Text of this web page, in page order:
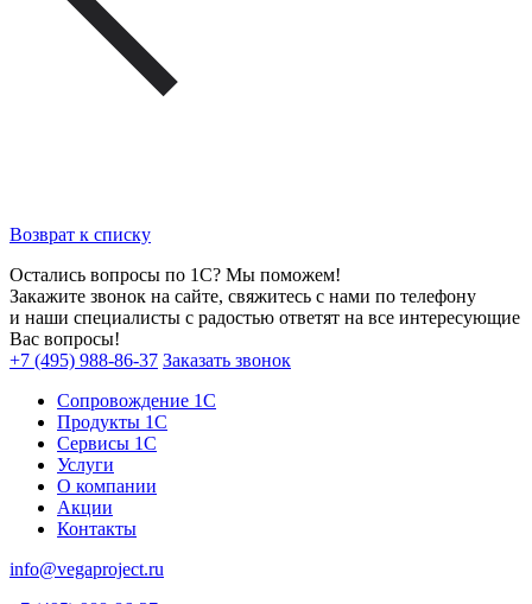
Возврат к списку
Остались вопросы по 1С? Мы поможем!
Закажите звонок на сайте, свяжитесь с нами по телефону
и наши специалисты с радостью ответят на все интересующие
Вас вопросы!
+7 (495) 988-86-37 Заказать звонок
Сопровождение 1С
Продукты 1С
Сервисы 1С
Услуги
О компании
Акции
Контакты
info@vegaproject.ru